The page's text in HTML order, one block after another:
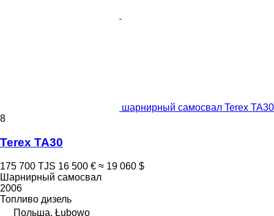
шарнирный самосвал Terex TA30
8
Terex TA30
175 700 TJS 16 500 € ≈ 19 060 $
Шарнирный самосвал
2006
Топливо дизель
Польша, Łubowo